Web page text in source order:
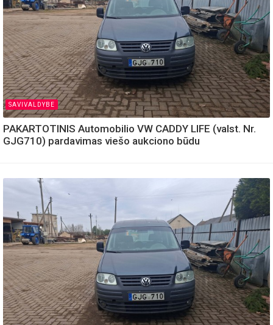
SAVIVALDYBE
PAKARTOTINIS Automobilio VW CADDY LIFE (valst. Nr.
GJG710) pardavimas viešo aukciono būdu